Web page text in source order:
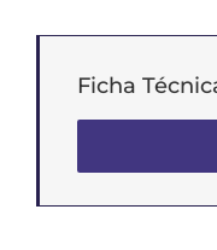
Ficha